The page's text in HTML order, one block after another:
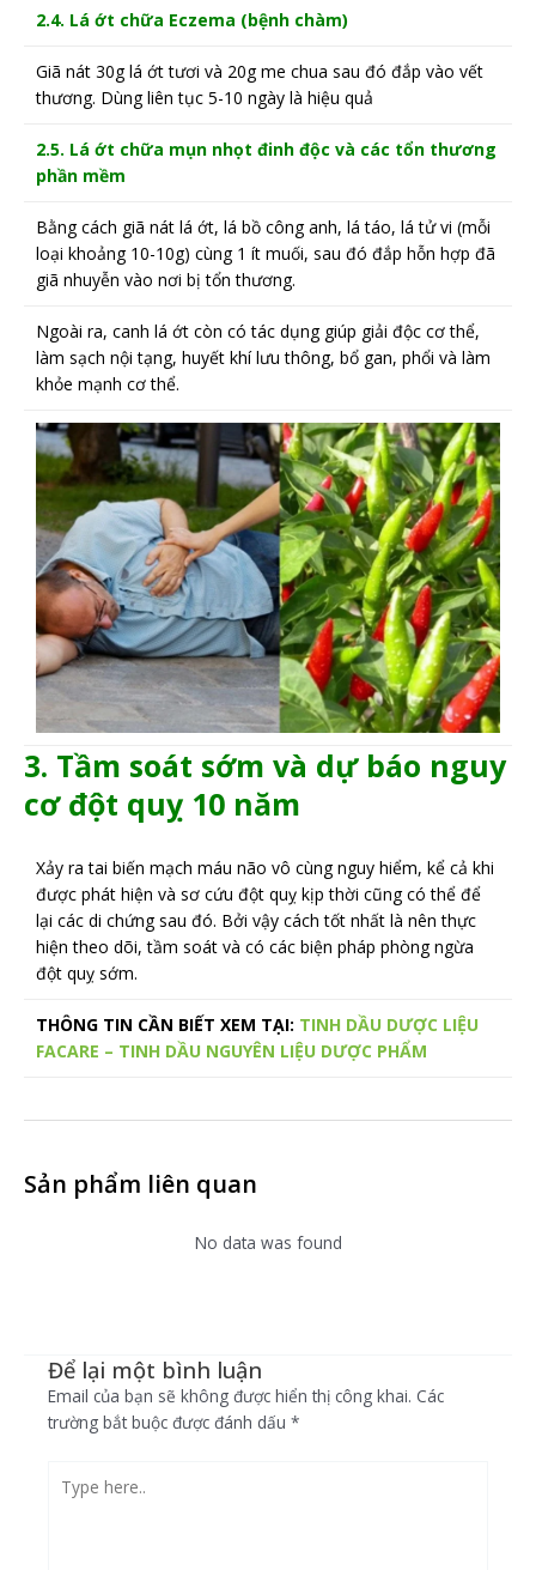
2.4. Lá ớt chữa Eczema (bệnh chàm)
Giã nát 30g lá ớt tươi và 20g me chua sau đó đắp vào vết
thương. Dùng liên tục 5-10 ngày là hiệu quả
2.5. Lá ớt chữa mụn nhọt đinh độc và các tổn thương
phần mềm
Bằng cách giã nát lá ớt, lá bồ công anh, lá táo, lá tử vi (mỗi
loại khoảng 10-10g) cùng 1 ít muối, sau đó đắp hỗn hợp đã
giã nhuyễn vào nơi bị tổn thương.
Ngoài ra, canh lá ớt còn có tác dụng giúp giải độc cơ thể,
làm sạch nội tạng, huyết khí lưu thông, bổ gan, phổi và làm
khỏe mạnh cơ thể.
3. Tầm soát sớm và dự báo nguy
cơ đột quỵ 10 năm
Xảy ra tai biến mạch máu não vô cùng nguy hiểm, kể cả khi
được phát hiện và sơ cứu đột quỵ kịp thời cũng có thể để
lại các di chứng sau đó. Bởi vậy cách tốt nhất là nên thực
hiện theo dõi, tầm soát và có các biện pháp phòng ngừa
đột quỵ sớm.
THÔNG TIN CẦN BIẾT XEM TẠI: TINH DẦU DƯỢC LIỆU
FACARE – TINH DẦU NGUYÊN LIỆU DƯỢC PHẨM
Sản phẩm liên quan
No data was found
Để lại một bình luận
Email của bạn sẽ không được hiển thị công khai. Các
trường bắt buộc được đánh dấu *
here..